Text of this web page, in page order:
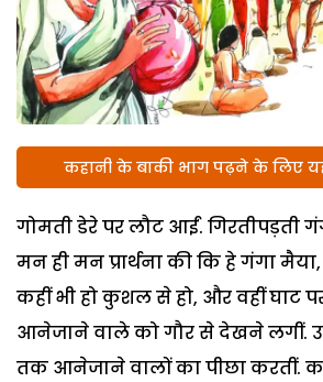
कहानी के बाकी भाग पढ़ने के लिए
गोमती डेरे पर लौट आईं. गिरतीपड़ती
मन ही मन प्रार्थना की कि हे गंगा
कहीं भी हो कुशल से हो, और वहीं घाट
आनेजाने वाले को गौर से देखने लगीं.
तक आनेजाने वालों का पीछा करतीं.